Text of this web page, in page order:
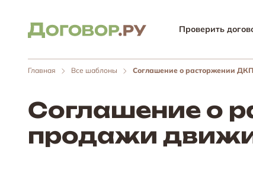
Проверить
Главная Все шаблоны Соглашение о расторжении
Соглашение о
продажи